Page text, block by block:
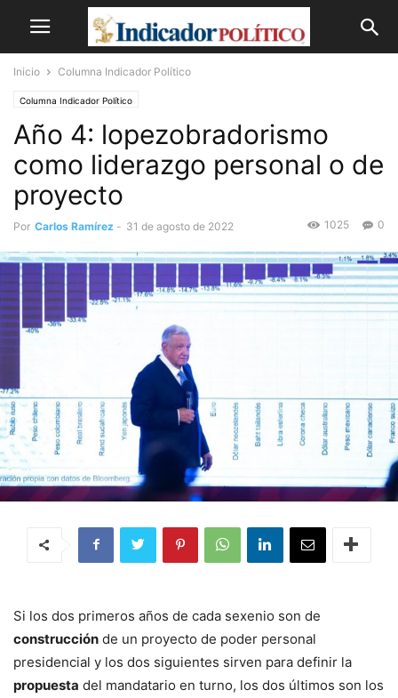
Inicio Columna Indicador Político
Columna Indicador Político
Año 4: lopezobradorismo
como liderazgo personal o de
proyecto
Por Carlos Ramírez - 31 de agosto de 2022 0
1025
Si los dos primeros años de cada sexenio son de
construcción de un proyecto de poder personal
presidencial y los dos siguientes sirven para definir la
propuesta del mandatario en turno, los dos últimos son los